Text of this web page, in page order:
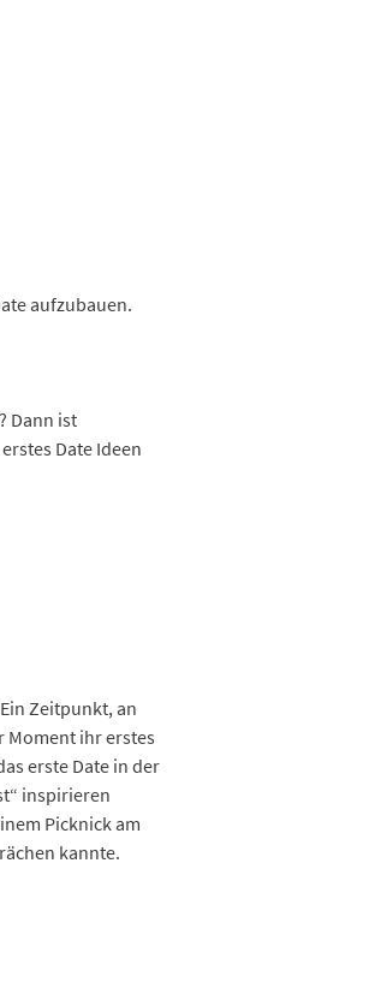
aufzubauen.
Dann ist
Date Ideen
Zeitpunkt, an
Moment ihr erstes
erste Date in der
inspirieren
Picknick am
kannte.